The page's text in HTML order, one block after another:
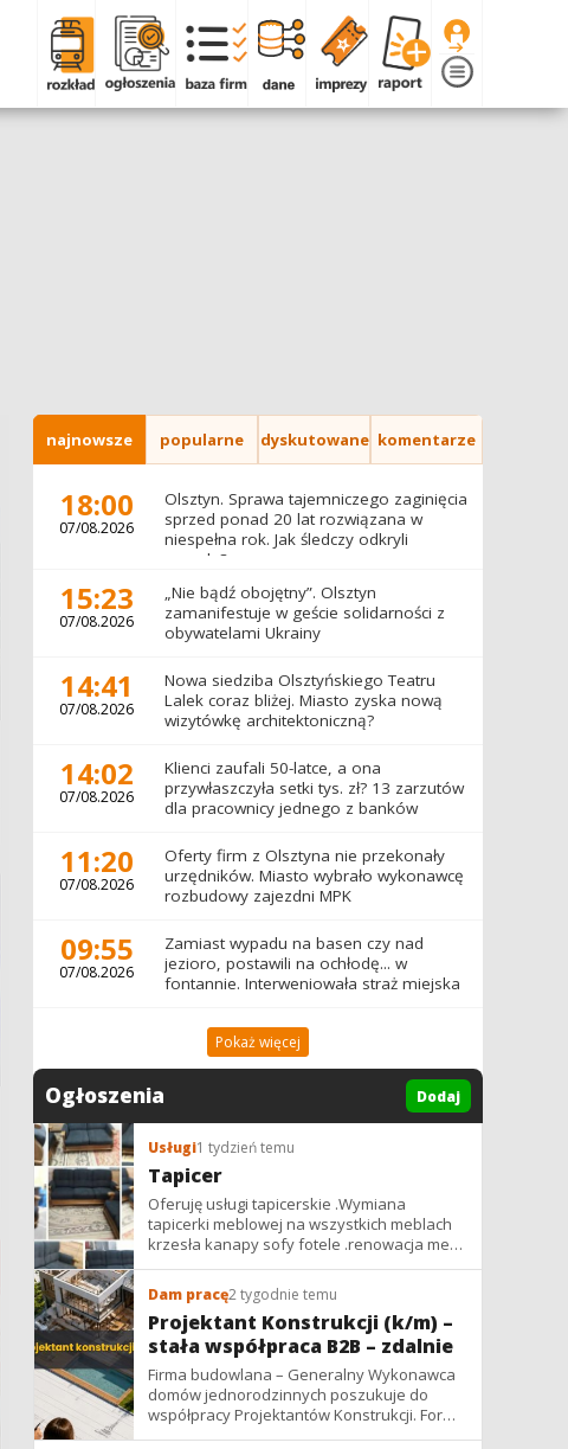
najnowsze popularne dyskutowane komentarze
18:00
07/08.2026
Olsztyn. Sprawa tajemniczego zaginięcia
sprzed ponad 20 lat rozwiązana w
niespełna rok. Jak śledczy odkryli
prawdę?
15:23
07/08.2026
„Nie bądź obojętny”. Olsztyn
zamanifestuje w geście solidarności z
obywatelami Ukrainy
14:41
07/08.2026
Nowa siedziba Olsztyńskiego Teatru
Lalek coraz bliżej. Miasto zyska nową
wizytówkę architektoniczną?
14:02
07/08.2026
Klienci zaufali 50-latce, a ona
przywłaszczyła setki tys. zł? 13 zarzutów
dla pracownicy jednego z banków
11:20
07/08.2026
Oferty firm z Olsztyna nie przekonały
urzędników. Miasto wybrało wykonawcę
rozbudowy zajezdni MPK
09:55
07/08.2026
Zamiast wypadu na basen czy nad
jezioro, postawili na ochłodę... w
fontannie. Interweniowała straż miejska
Pokaż więcej
Ogłoszenia Dodaj
Usługi1 tydzień temu
Tapicer
Oferuję usługi tapicerskie .Wymiana
tapicerki meblowej na wszystkich meblach
krzesła kanapy sofy fotele .renowacja mebli
vintage,PRL. glamur
Dam pracę2 tygodnie temu
Projektant Konstrukcji (k/m) –
stała współpraca B2B – zdalnie
Firma budowlana – Generalny Wykonawca
domów jednorodzinnych poszukuje do
współpracy Projektantów Konstrukcji. Forma
współpracy: B2B / podwykonawstwo –